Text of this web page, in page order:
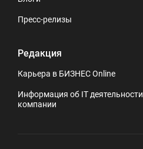
Пресс-релизы
Редакция
Карьера в БИЗНЕС Online
Информация об IT деятельности
компании